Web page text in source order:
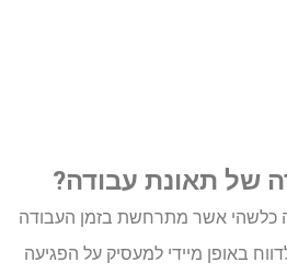
של תאונת עבודה?
כלשהי אשר מתרחשת בזמן העבודה
באופן מיידי למעסיק על הפגיעה